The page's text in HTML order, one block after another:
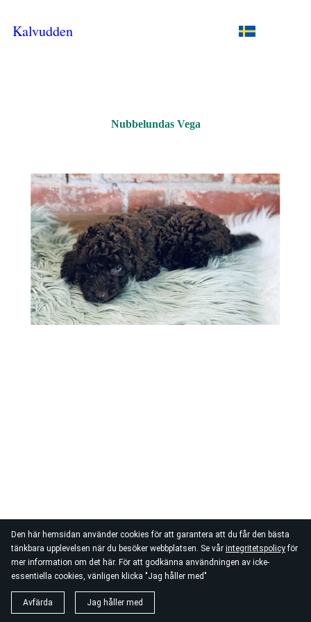
Den här hemsidan använder cookies för att garantera att du får den bästa
tänkbara upplevelsen när du besöker webbplatsen. Se vår integritetspolicyför
mer information om det här. För att godkänna användningen av icke-
essentiella cookies, vänligen klicka "Jag håller med"
Avfärda Jag håller med
Kalvudden
Nubbelundas Vega